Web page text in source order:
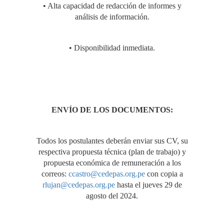
ENFOQUE DE
GÉNERO Y
CIRCULAR EN LA
LIBERTAD”"
• Alta capacidad de redacción de informes y
análisis de información.
• Disponibilidad inmediata.
ENVÍO DE LOS DOCUMENTOS:
Todos los postulantes deberán enviar sus CV, su
respectiva propuesta técnica (plan de trabajo) y
propuesta económica de remuneración a los
correos: ccastro@cedepas.org.pecon copia a
rlujan@cedepas.org.pehasta el jueves 29 de
agosto del 2024.